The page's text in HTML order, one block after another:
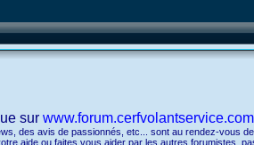
sur www.forum.cerfvolantservice.com
des avis de passionnés, etc... sont au rendez-vous
aide ou faites vous aider par les autres forumistes,